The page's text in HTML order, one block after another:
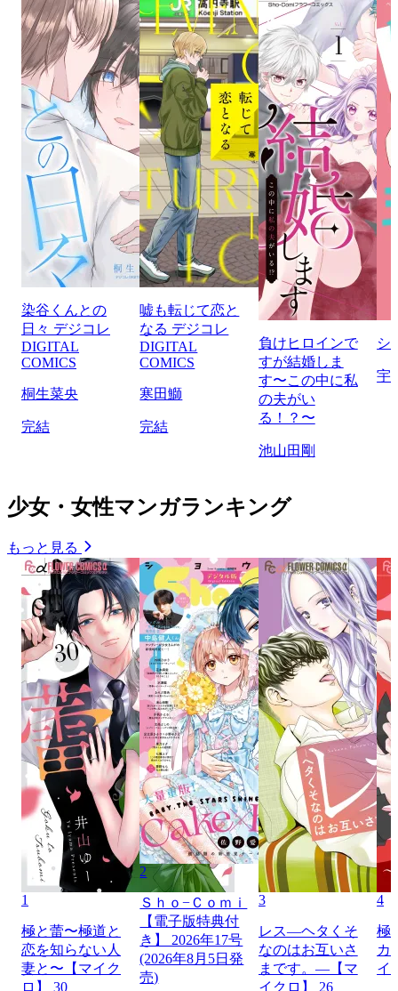
染谷くんとの
日々 デジコレ
DIGITAL
COMICS
桐生菜央
完結
嘘も転じて恋と
なる デジコレ
DIGITAL
COMICS
寒田鰤
完結
負けヒロインで
すが結婚しま
す〜この中に私
の夫がい
る！？〜
池山田剛
シ
宇
少女・女性マンガランキング
もっと見る
1
極と蕾〜極道と
恋を知らない人
妻と〜【マイク
ロ】 30
2
Ｓｈｏ−Ｃｏｍｉ
【電子版特典付
き】 2026年17号
(2026年8月5日発
売)
3
レス―ヘタくそ
なのはお互いさ
まです。―【マ
イクロ】 26
4
極
カ
イ